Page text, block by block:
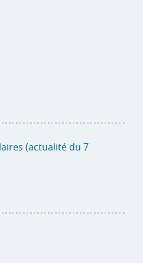
(actualité du 7